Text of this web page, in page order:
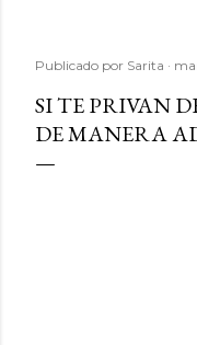
Publicado por Sarita
SI TE PRIVAN
DE MANERA